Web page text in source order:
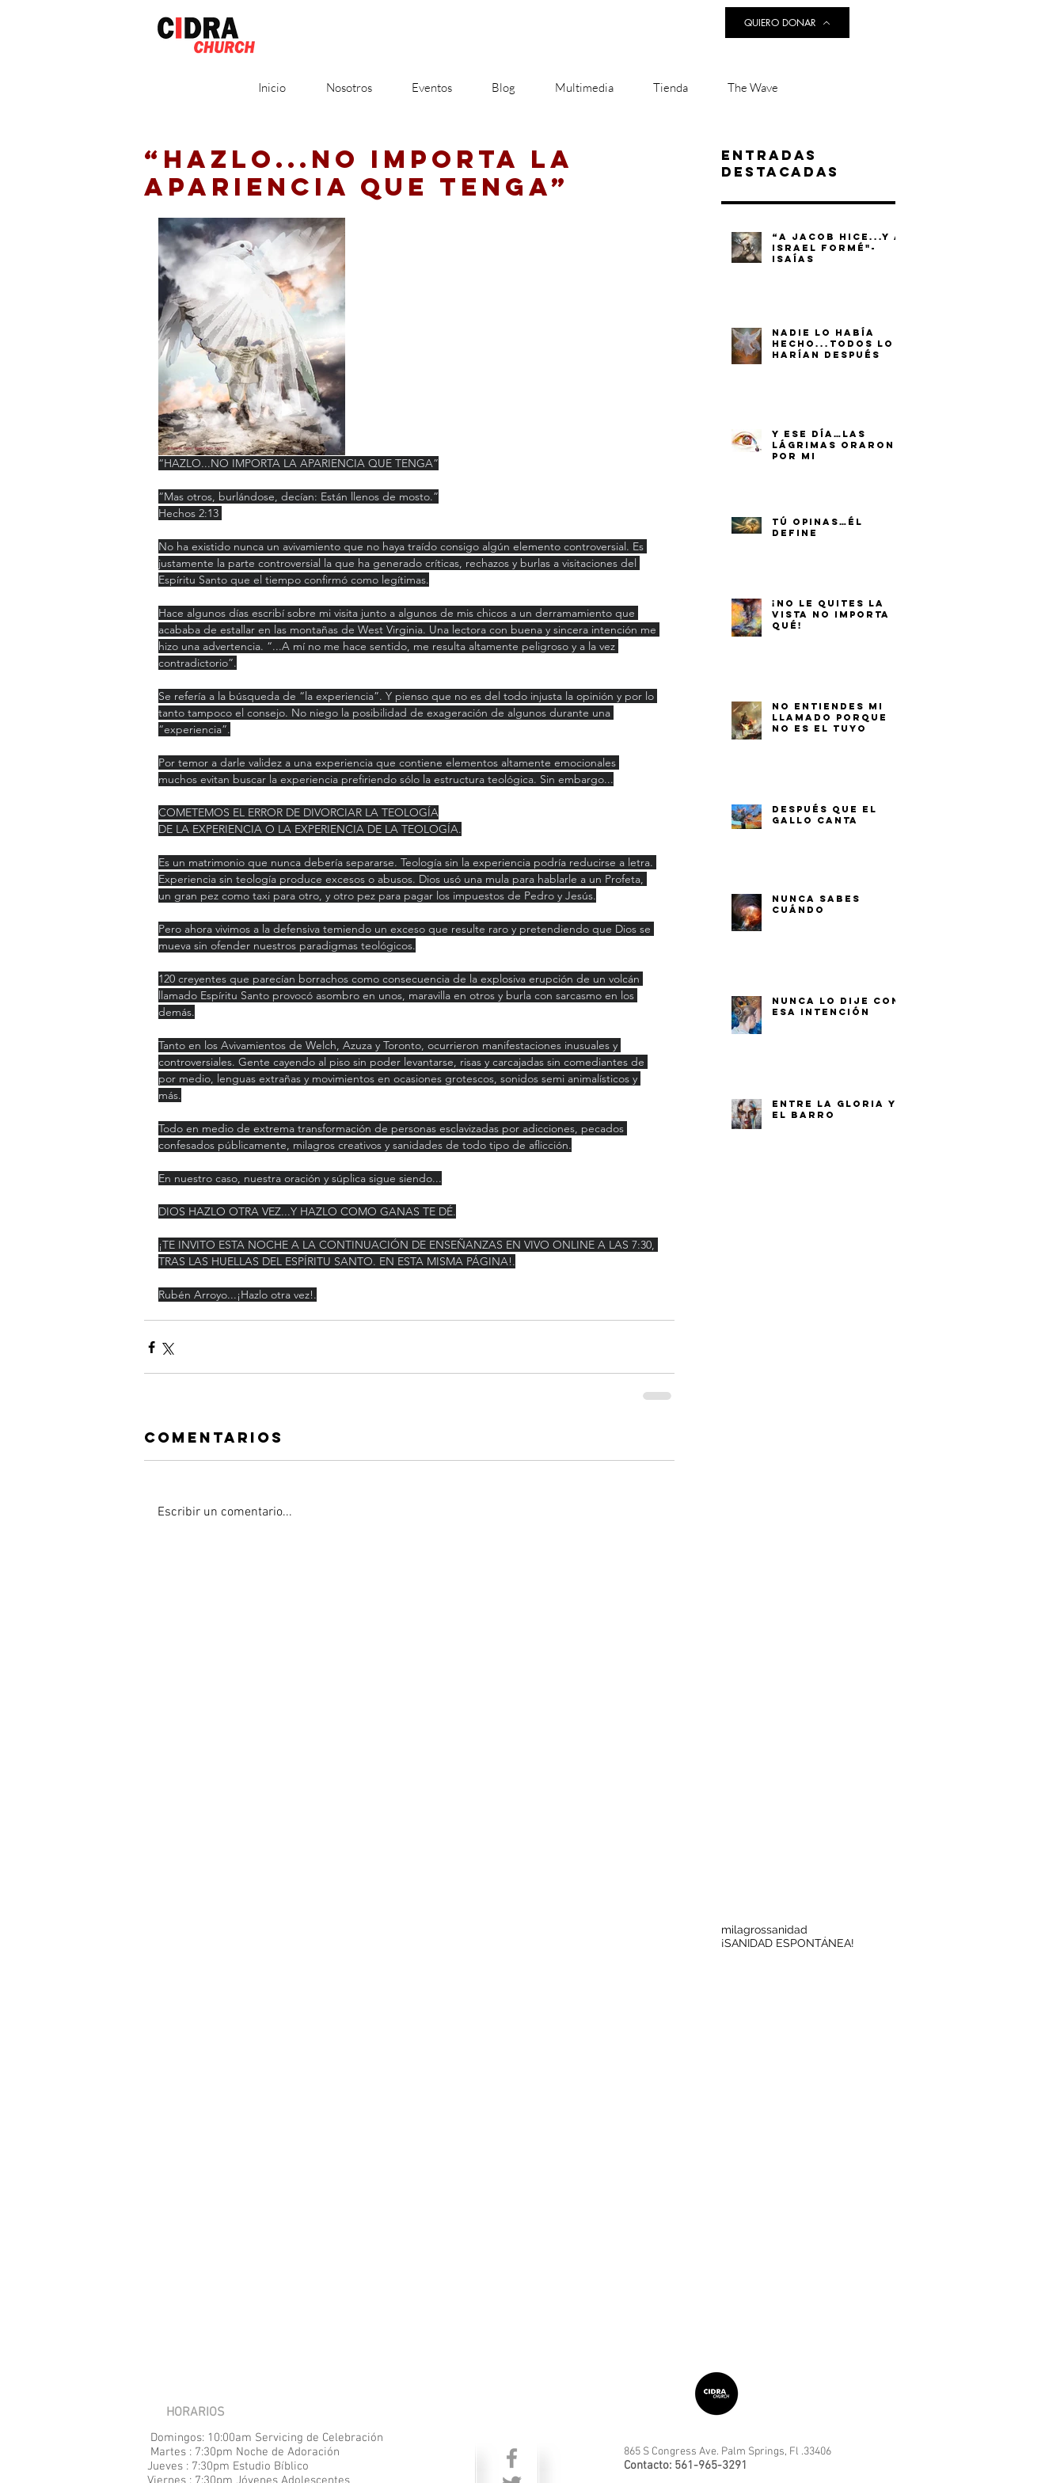
QUIERO DONAR
Inicio Nosotros Eventos Blog Multimedia Tienda The Wave
“HAZLO...NO IMPORTA LA
APARIENCIA QUE TENGA”
“HAZLO...NO IMPORTA LA APARIENCIA QUE TENGA”
“Mas otros, burlándose, decían: Están llenos de mosto.”
‭‭Hechos‬ ‭2:13‬ ‭
No ha existido nunca un avivamiento que no haya traído consigo algún elemento controversial. Es
justamente la parte controversial la que ha generado críticas, rechazos y burlas a visitaciones del
Espíritu Santo que el tiempo confirmó como legítimas.
Hace algunos días escribí sobre mi visita junto a algunos de mis chicos a un derramamiento que
acababa de estallar en las montañas de West Virginia. Una lectora con buena y sincera intención me
hizo una advertencia. “...A mí no me hace sentido, me resulta altamente peligroso y a la vez
contradictorio”.
Se refería a la búsqueda de “la experiencia”. Y pienso que no es del todo injusta la opinión y por lo
tanto tampoco el consejo. No niego la posibilidad de exageración de algunos durante una
“experiencia”.
Por temor a darle validez a una experiencia que contiene elementos altamente emocionales
muchos evitan buscar la experiencia prefiriendo sólo la estructura teológica. Sin embargo...
COMETEMOS EL ERROR DE DIVORCIAR LA TEOLOGÍA
DE LA EXPERIENCIA O LA EXPERIENCIA DE LA TEOLOGÍA.
Es un matrimonio que nunca debería separarse. Teología sin la experiencia podría reducirse a letra.
Experiencia sin teología produce excesos o abusos. Dios usó una mula para hablarle a un Profeta,
un gran pez como taxi para otro, y otro pez para pagar los impuestos de Pedro y Jesús.
Pero ahora vivimos a la defensiva temiendo un exceso que resulte raro y pretendiendo que Dios se
mueva sin ofender nuestros paradigmas teológicos.
120 creyentes que parecían borrachos como consecuencia de la explosiva erupción de un volcán
llamado Espíritu Santo provocó asombro en unos, maravilla en otros y burla con sarcasmo en los
demás.
Tanto en los Avivamientos de Welch, Azuza y Toronto, ocurrieron manifestaciones inusuales y
controversiales. Gente cayendo al piso sin poder levantarse, risas y carcajadas sin comediantes de
por medio, lenguas extrañas y movimientos en ocasiones grotescos, sonidos semi animalísticos y
más.
Todo en medio de extrema transformación de personas esclavizadas por adicciones, pecados
confesados públicamente, milagros creativos y sanidades de todo tipo de aflicción.
En nuestro caso, nuestra oración y súplica sigue siendo...
DIOS HAZLO OTRA VEZ...Y HAZLO COMO GANAS TE DÉ.
¡TE INVITO ESTA NOCHE A LA CONTINUACIÓN DE ENSEÑANZAS EN VIVO ONLINE A LAS 7:30,
TRAS LAS HUELLAS DEL ESPÍRITU SANTO. EN ESTA MISMA PÁGINA!.
Rubén Arroyo...¡Hazlo otra vez!.
Comentarios
Escribir un comentario...
Entradas
destacadas
“A JACOB HICE...Y A
ISRAEL FORMÉ"-
ISAÍAS
NADIE LO HABÍA
HECHO...TODOS LO
HARÍAN DESPUÉS
Y ESE DÍA…LAS
LÁGRIMAS ORARON
POR MI
TÚ OPINAS…ÉL
DEFINE
¡NO LE QUITES LA
VISTA NO IMPORTA
QUÉ!
NO ENTIENDES MI
LLAMADO PORQUE
NO ES EL TUYO
DESPUÉS QUE EL
GALLO CANTA
NUNCA SABES
CUÁNDO
NUNCA LO DIJE CON
ESA INTENCIÓN
ENTRE LA GLORIA Y
EL BARRO
milagrossanidad
¡SANIDAD ESPONTÁNEA!
HORARIOS
Domingos: 10:00am Servicing de Celebración
Martes : 7:30pm Noche de Adoración
Jueves : 7:30pm Estudio Bíblico
865 S Congress Ave. Palm Springs, Fl .33406
Contacto: 561-965-3291